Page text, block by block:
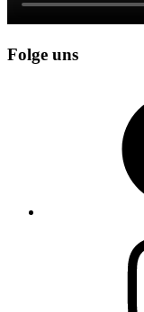
Folge uns